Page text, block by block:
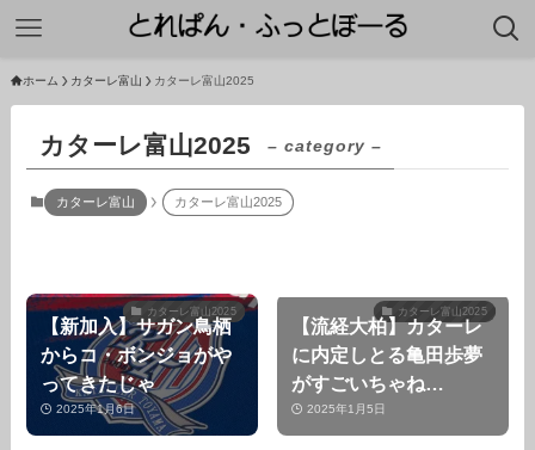
ホーム カターレ富山 カターレ富山2025
カターレ富山2025 – category –
カターレ富山 カターレ富山2025
カターレ富山2025
【新加入】サガン鳥栖
からコ・ボンジョがや
ってきたじゃ
2025年1月6日
カターレ富山2025
【流経大柏】カターレ
に内定しとる亀田歩夢
がすごいちゃね…
2025年1月5日